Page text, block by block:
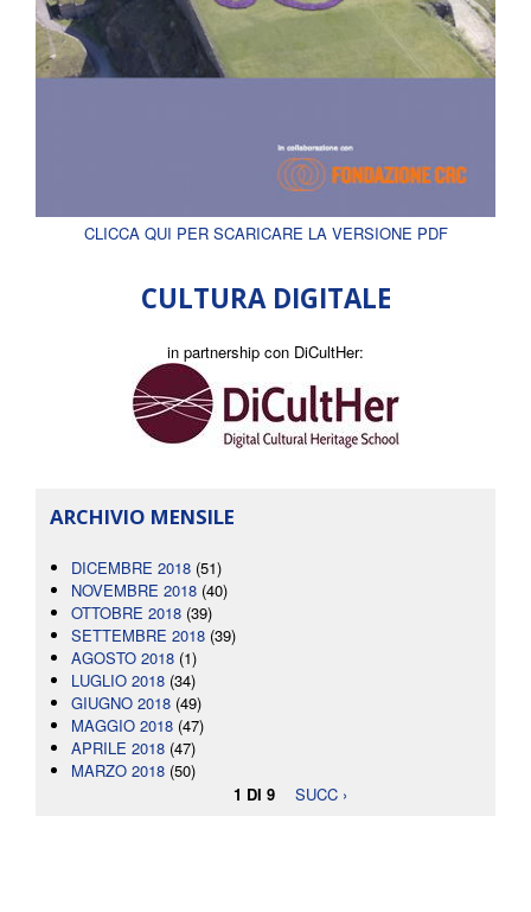
CLICCA QUI PER SCARICARE LA VERSIONE PDF
CULTURA DIGITALE
in partnership con DiCultHer:
ARCHIVIO MENSILE
DICEMBRE 2018 (51)
NOVEMBRE 2018 (40)
OTTOBRE 2018 (39)
SETTEMBRE 2018 (39)
AGOSTO 2018 (1)
LUGLIO 2018 (34)
GIUGNO 2018 (49)
MAGGIO 2018 (47)
APRILE 2018 (47)
MARZO 2018 (50)
1 DI 9
SUCC ›